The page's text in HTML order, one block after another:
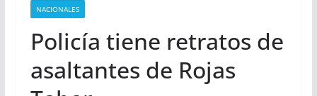
NACIONALES
Policía tiene retratos de
asaltantes de Rojas